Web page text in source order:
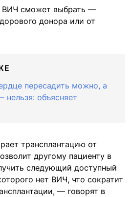
ВИЧ сможет выбрать —
донора или от
пересадить можно, а
объясняет
трансплантацию от
другому пациенту в
следующий доступный
нет ВИЧ, что сократит
— говорят в